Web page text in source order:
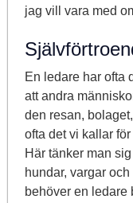
jag vill vara med
En ledare har ofta
att andra
den resan,
ofta det vi kallar
Här tänker man
hundar, vargar
behöver en ledare